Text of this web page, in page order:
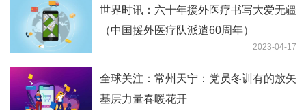
世界时讯：六十年援外医疗书写大爱无疆
（中国援外医疗队派遣60周年）
2023-04-17
全球关注：常州天宁：党员冬训有的放矢
基层力量春暖花开